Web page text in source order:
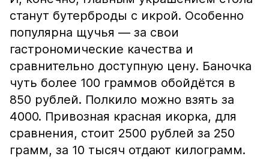
станут бутерброды с икрой. Особенно
популярна щучья — за свои
гастрономические качества и
сравнительно доступную цену. Баночка
чуть более 100 граммов обойдётся в
850 рублей. Полкило можно взять за
4000. Привозная красная икорка, для
сравнения, стоит 2500 рублей за 250
грамм, за 10 тысяч отдают килограмм.